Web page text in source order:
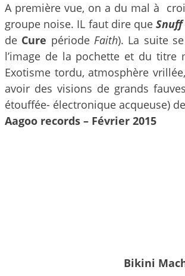
A première vue, on a du mal à
groupe noise. IL faut dire que
de Cure périodeFaith). La suite
l’image de la pochette et du titre
Exotisme tordu, atmosphère
avoir des visions de grands
étouffée- électronique acqueuse)
Aagoo records – Février 2015
Bikini